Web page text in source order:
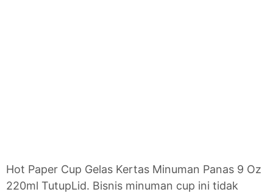
Hot Paper Cup Gelas Kertas Minuman Panas 9 Oz
220ml TutupLid. Bisnis minuman cup ini tidak